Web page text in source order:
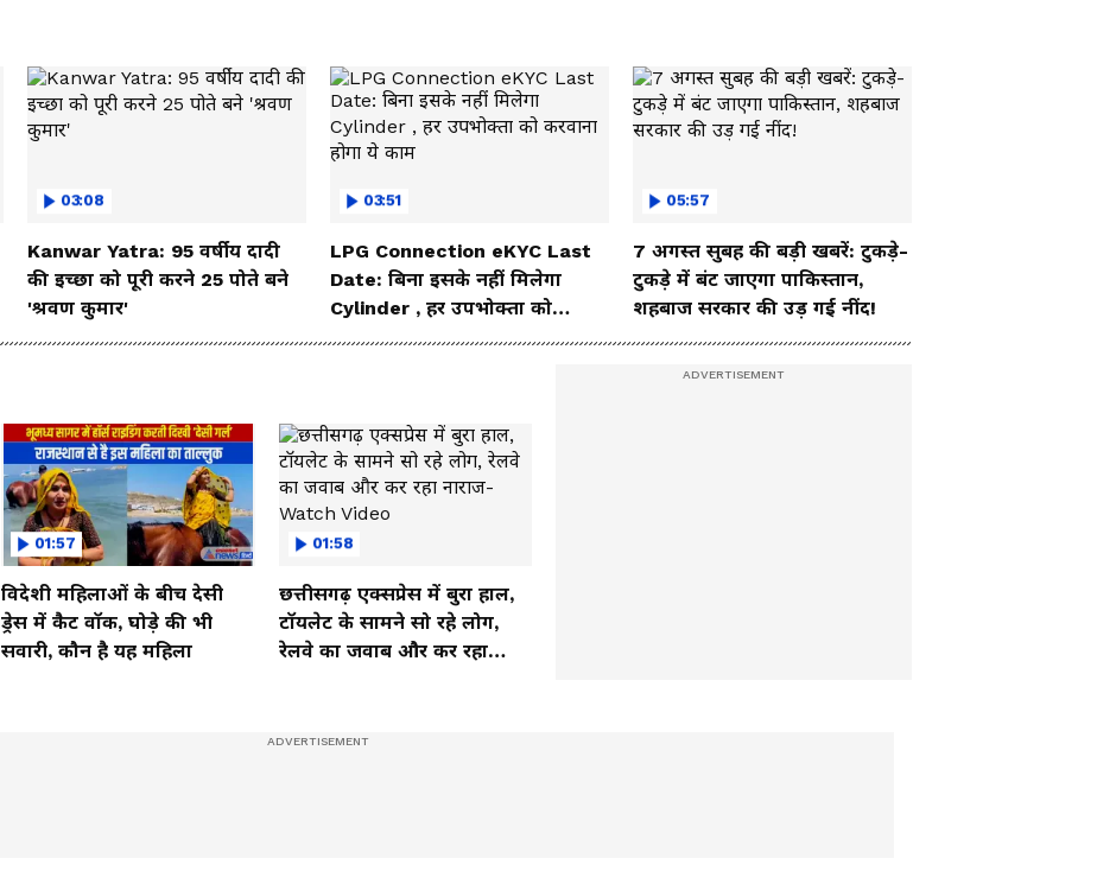
03:08
Kanwar Yatra: 95 वर्षीय दादी
की इच्छा को पूरी करने 25 पोते बने
'श्रवण कुमार'
03:51
LPG Connection eKYC Last
Date: बिना इसके नहीं मिलेगा
Cylinder , हर उपभोक्ता को
करवाना होगा ये काम
05:57
7 अगस्त सुबह की बड़ी खबरें: टुकड़े-
टुकड़े में बंट जाएगा पाकिस्तान,
शहबाज सरकार की उड़ गई नींद!
01:57
विदेशी महिलाओं के बीच देसी
ड्रेस में कैट वॉक, घोड़े की भी
सवारी, कौन है यह महिला
01:58
छत्तीसगढ़ एक्सप्रेस में बुरा हाल,
टॉयलेट के सामने सो रहे लोग,
रेलवे का जवाब और कर रहा